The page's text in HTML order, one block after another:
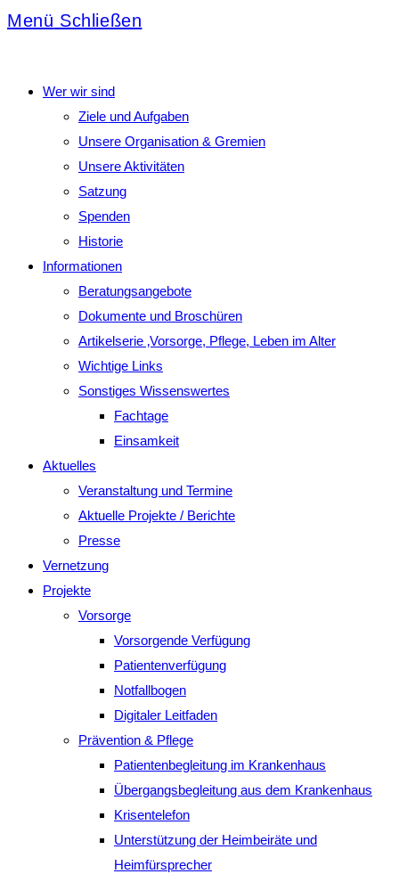
Menü Schließen
Wer wir sind
Ziele und Aufgaben
Unsere Organisation & Gremien
Unsere Aktivitäten
Satzung
Spenden
Historie
Informationen
Beratungsangebote
Dokumente und Broschüren
Artikelserie ‚Vorsorge, Pflege, Leben im Alter
Wichtige Links
Sonstiges Wissenswertes
Fachtage
Einsamkeit
Aktuelles
Veranstaltung und Termine
Aktuelle Projekte / Berichte
Presse
Vernetzung
Projekte
Vorsorge
Vorsorgende Verfügung
Patientenverfügung
Notfallbogen
Digitaler Leitfaden
Prävention & Pflege
Patientenbegleitung im Krankenhaus
Übergangsbegleitung aus dem Krankenhaus
Krisentelefon
Unterstützung der Heimbeiräte und
Heimfürsprecher